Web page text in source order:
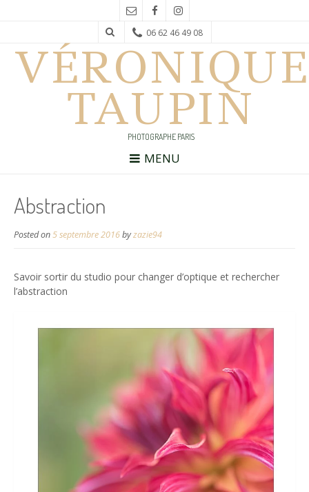
06 62 46 49 08
VÉRONIQUE
TAUPIN
PHOTOGRAPHE PARIS
MENU
Abstraction
Posted on5 septembre 2016byzazie94
Savoir sortir du studio pour changer d’optique et rechercher
l’abstraction